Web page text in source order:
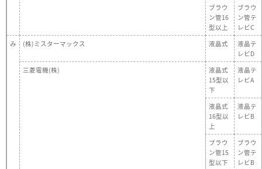
ブラウ
ン管16
型以上
ブラウ
ン管テ
レビC
み
(株)ミスターマックス 液晶式
液晶テ
レビD
三菱電機(株)
液晶式
15型以
下
液晶テ
レビA
液晶式
16型以
上
液晶テ
レビB
ブラウ
ン管15
型以下
ブラウ
ン管テ
レビB